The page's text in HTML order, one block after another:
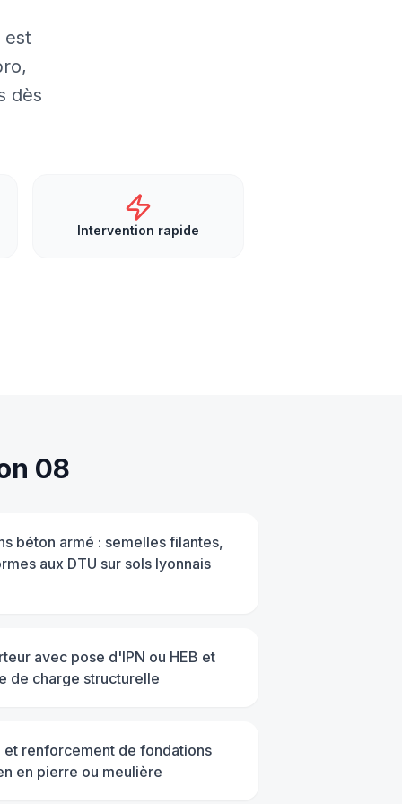
est
dès
Intervention rapide
08
béton armé : semelles filantes,
aux DTU sur sols lyonnais
avec pose d'IPN ou HEB et
de charge structurelle
renforcement de fondations
en pierre ou meulière